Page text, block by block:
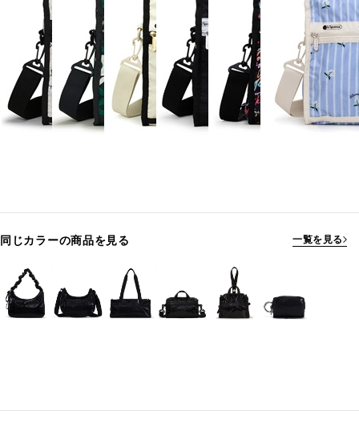
同じカラーの商品を見る 一覧を見る